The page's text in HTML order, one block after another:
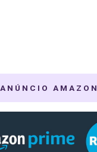
ANÚNCIO AMAZON